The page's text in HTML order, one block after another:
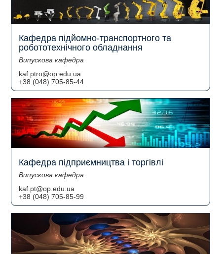
Кафедра підйомно-транспортного та
робототехнічного обладнання
Випускова кафедра
kaf.ptro@op.edu.ua
+38 (048) 705-85-44
Кафедра підприємництва і торгівлі
Випускова кафедра
kaf.pt@op.edu.ua
+38 (048) 705-85-99